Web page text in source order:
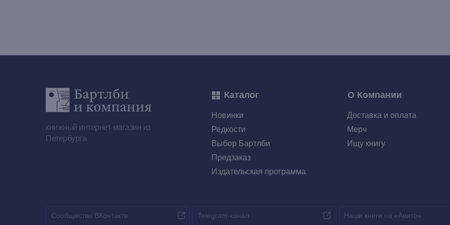
книжный интернет-магазин из
Петербурга
О Компании
Каталог
Сообщество ВКонтакте
Ищу книгу
Мерч
Доставка и оплата
Наши книги на «Авито»
Предзаказ
Выбор Бартлби
Редкости
Новинки
Издательская программа
Telegram-канал